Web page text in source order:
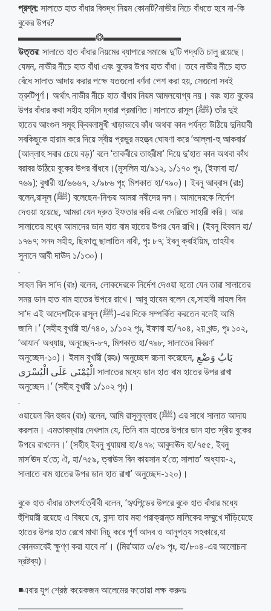
প্রশ্ন:সালাতে হাত বাঁধার বিশুদ্ধ নিয়ম কোনটি?নাভীর নিচে বাঁধতে হবে না-কি
বুকের উপর?
▬▬▬▬▬▬▬▬❂▬▬▬▬▬▬▬▬
উত্তর: সালাতে হাত বাঁধার নিয়মের ব্যাপারে সমাজে দু’টি পদ্ধতি চালু রয়েছে।
যেমন, নাভীর নীচে হাত বাঁধা এবং বুকের উপর হাত বাঁধা। তবে নাভীর নীচে হাত
বেঁধে সালাত আদায় করার পক্ষে যতগুলো বর্ণনা পেশ করা হয়, সেগুলো সবই
ত্রুটিপূর্ণ। অর্থাৎ নাভীর নীচে হাত বাঁধার নিয়ম আমলযোগ্য নয়। বরং হাত বুকের
উপর বাঁধার কথা সহীহ হাদীস দ্বারা প্রমাণিত।সালাতে রাসূল (ﷺ) তাঁর দুই
হাতের আংগুল সমূহ ক্বিবলামুখী খাড়াভাবে কাঁধ অথবা কান পর্যন্ত উঠিয়ে দুনিয়াবী
সবকিছুকে হারাম করে দিয়ে স্বীয় প্রভুর মহত্ত্ব ঘোষণা করে ‘আল্লা-হু আকবার’
(আল্লাহ সবার চেয়ে বড়)’ বলে ‘তাকবীরে তাহরীমা’ দিয়ে দু’হাত কান অথবা কাঁধ
বরাবর উঠিয়ে বুকের উপর বাঁধবে।(মুসলিম হা/৯১২, ১/১৭০ পৃঃ, (ইফাবা হা/
৭৬৯); বুখারী হা/৬৬৬৭, ২/৯৮৬ পৃঃ; মিশকাত হা/৭৯০)। ইবনু আব্বাস (রাঃ)
বলেন,রাসূল (ﷺ) বলেছেন-নিশ্চয় আমরা নবীদের দল। আমাদেরকে নির্দেশ
দেওয়া হয়েছে, আমরা যেন দ্রুত ইফতার করি এবং দেরিতে সাহারী করি। আর
সালাতের মধ্যে আমাদের ডান হাত বাম হাতের উপর যেন রাখি। (ইবনু হিববান হা/
১৭৬৭; সনদ সহীহ, ছিফাতু ছালাতিন নাবী, পৃঃ ৮৭; ইবনু ক্বাইয়িম, তাহযীব
সুনানে আবী দাঊদ ১/১৩০)।
.
সাহল বিন সা‘দ (রাঃ) বলেন, লোকদেরকে নির্দেশ দেওয়া হতো যেন তারা সালাতের
সময় ডান হাত বাম হাতের উপরে রাখে। আবু হাযেম বলেন যে,সাহাবী সাহল বিন
সা‘দ এই আদেশটিকে রাসূল (ﷺ)-এর দিকে সম্পর্কিত করতেন বলেই আমি
জানি।’ (সহীহ বুখারী হা/৭৪০, ১/১০২ পৃঃ, ইফাবা হা/৭০৪, ২য় খন্ড, পৃঃ ১০২,
‘আযান’ অধ্যায়, অনুচ্ছেদ-৮৭, মিশকাত হা/৭৯৮, সালাতের বিবরণ’
অনুচ্ছেদ-১০)। ইমাম বুখারী (রহঃ) অনুচ্ছেদ রচনা করেছেন, بَابُ وَضْعِ
الْيُمْنَى عَلَى الْيُسْرَى সালাতের মধ্যে ডান হাত বাম হাতের উপর রাখা
অনুচ্ছেদ।’ (সহীহ বুখারী ১/১০২ পৃঃ)।
.
ওয়ায়েল বিন হুজর (রাঃ) বলেন, আমি রাসূলুল্লাহ (ﷺ) এর সাথে সালাত আদায়
করলাম। এমতাবস্থায় দেখলাম যে, তিনি বাম হাতের উপরে ডান হাত স্বীয় বুকের
উপরে রাখলেন।’ (সহীহ ইবনু খুযায়মা হা/৪৭৯; আবুদাঊদ হা/৭৫৫, ইবনু
মাস‘ঊদ হ’তে; ঐ, হা/৭৫৯, ত্বাঊস বিন কায়সান হ’তে; সালাত’ অধ্যায়-২,
সালাতে বাম হাতের উপর ডান হাত রাখা’ অনুচ্ছেদ-১২০)।
বুকে হাত বাঁধার তাৎপর্য:ত্বীবী বলেন, ‘হৃৎপিন্ডের উপরে বুকে হাত বাঁধার মধ্যে
হুঁশিয়ারী রয়েছে এ বিষয়ে যে, বান্দা তার মহা পরাক্রান্ত মালিকের সম্মুখে দাঁড়িয়েছে
হাতের উপর হাত রেখে মাথা নিচু করে পূর্ণ আদব ও আনুগত্য সহকারে,যা
কোনভাবেই ক্ষুণ্ণ করা যাবে না’। (মির‘আত ৩/৫৯ পৃঃ, হা/৮০৪-এর আলোচনা
দ্রষ্টব্য)।
◾এবার যুগ শ্রেষ্ঠ কয়েকজন আলেমের ফতোয়া লক্ষ করুনঃ